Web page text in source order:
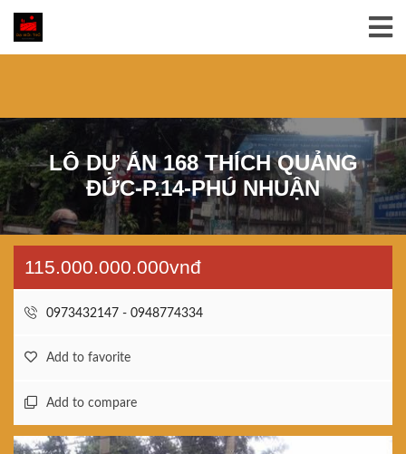
LÔ DỰ ÁN 168 THÍCH QUẢNG
ĐỨC-P.14-PHÚ NHUẬN
115.000.000.000vnđ
0973432147 - 0948774334
Add to favorite
Add to compare